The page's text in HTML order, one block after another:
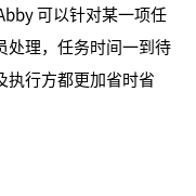
可以针对某一项任
处理，任务时间一到待
执行方都更加省时省